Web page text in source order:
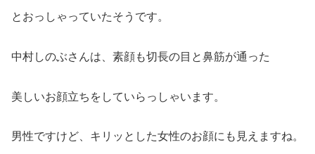
とおっしゃっていたそうです。
中村しのぶさんは、素顔も切長の目と鼻筋が通った
美しいお顔立ちをしていらっしゃいます。
男性ですけど、キリッとした女性のお顔にも見えますね。